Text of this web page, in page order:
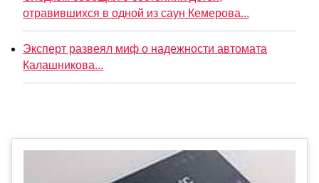
отравившихся в одной из саун Кемерова...
Эксперт развеял миф о надежности автомата
Калашникова...